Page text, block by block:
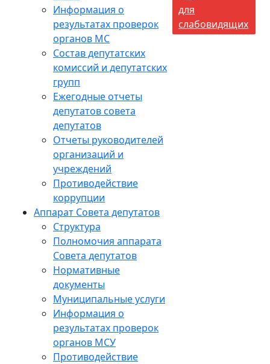
Информация о
результатах проверок
органов МС
Состав депутатских
комиссий и депутатских
групп
Ежегодные отчеты
депутатов совета
депутатов
Отчеты руководителей
организаций и
учреждений
Противодействие
коррупции
Аппарат Совета депутатов
Структура
Полномочия аппарата
Совета депутатов
Нормативные
документы
Муниципальные услуги
Информация о
результатах проверок
органов МСУ
Противодействие
для
слабовидящих